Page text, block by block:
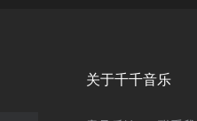
关于千千音乐